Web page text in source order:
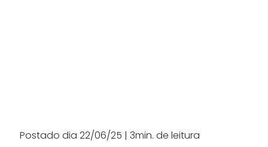
Postado dia 22/06/25 | 3min. de leitura